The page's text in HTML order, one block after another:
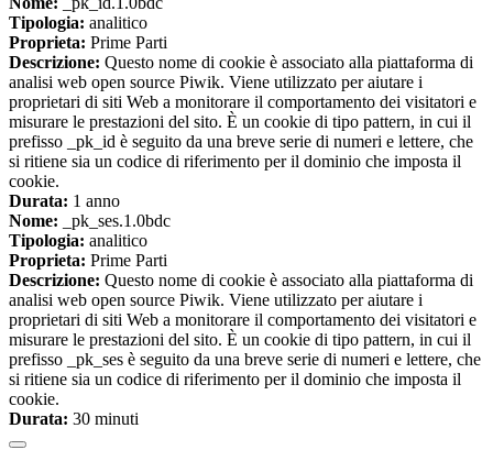
Tipologia: analitico
Proprieta: Prime Parti
Descrizione: Questo nome di cookie è associato alla piattaforma di
analisi web open source Piwik. Viene utilizzato per aiutare i
proprietari di siti Web a monitorare il comportamento dei visitatori e
misurare le prestazioni del sito. È un cookie di tipo pattern, in cui il
prefisso _pk_id è seguito da una breve serie di numeri e lettere, che
si ritiene sia un codice di riferimento per il dominio che imposta il
cookie.
Durata: 1 anno
Nome: _pk_ses.1.0bdc
Tipologia: analitico
Proprieta: Prime Parti
Descrizione: Questo nome di cookie è associato alla piattaforma di
analisi web open source Piwik. Viene utilizzato per aiutare i
proprietari di siti Web a monitorare il comportamento dei visitatori e
misurare le prestazioni del sito. È un cookie di tipo pattern, in cui il
prefisso _pk_ses è seguito da una breve serie di numeri e lettere, che
si ritiene sia un codice di riferimento per il dominio che imposta il
cookie.
Durata: 30 minuti